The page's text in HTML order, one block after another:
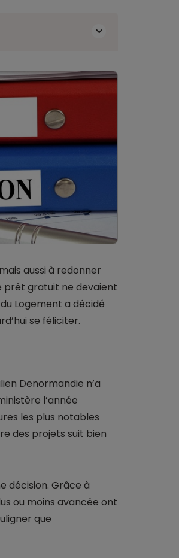
aussi à redonner
prêt gratuit ne devaient
Logement a décidé
se féliciter.
Denormandie n’a
l’année
les plus notables
des projets suit bien
décision. Grâce à
ou moins avancée ont
que